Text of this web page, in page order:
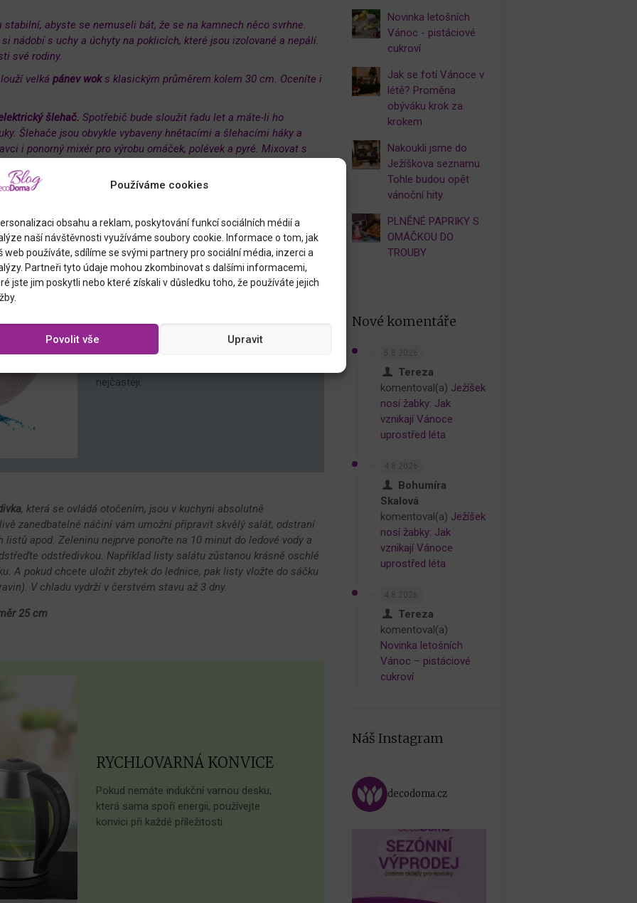
Používáme cookies
obsahu a reklam, poskytování funkcí sociálních médií a
naší návštěvnosti využíváme soubory cookie. Informace o tom, jak
web používáte, sdílíme se svými partnery pro sociální média, inzerci a
Partneři tyto údaje mohou zkombinovat s dalšími informacemi,
jste jim poskytli nebo které získali v důsledku toho, že používáte jejich
Povolit vše Upravit
abyste se nemuseli bát, že se na kamnech něco svrhne.
nádobí s uchy a úchyty na poklicích, které jsou izolované a nepálí.
své rodiny.
velkápánev woks klasickým průměrem kolem 30 cm. Oceníte i
šlehač. Spotřebič bude sloužit řadu let a máte-li ho
Šlehače jsou obvykle vybaveny hnětacími a šlehacími háky a
i ponorný mixér pro výrobu omáček, polévek a pyré. Mixovat s
takže vám nepřibývá špinavé nádobí.
NA SALÁT
V kuchyních jsou zcela nedoceněné,
nejčastěji.
, která se ovládá otočením, jsou v kuchyni absolutně
zanedbatelné náčiní vám umožní připravit skvělý salát, odstraní
listů apod. Zeleninu nejprve ponořte na 10 minut do ledové vody a
odstředivkou. Například listy salátu zůstanou krásně oschlé
A pokud chcete uložit zbytek do lednice, pak listy vložte do sáčku
V chladu vydrží v čerstvém stavu až 3 dny.
25 cm
RYCHLOVARNÁ KONVICE
Pokud nemáte indukční varnou desku,
která sama spoří energii, používejte
konvici při každé příležitosti.
Novinka letošních
Vánoc - pistáciové
cukroví
Jak se fotí Vánoce v
létě? Proměna
obýváku krok za
krokem
Nakoukli jsme do
Ježíškova seznamu.
Tohle budou opět
vánoční hity.
PLNĚNÉ PAPRIKY S
OMÁČKOU DO
TROUBY
Nové komentáře
Tereza
komentoval(a) Ježíšek
nosí žabky: Jak
vznikají Vánoce
uprostřed léta
Bohumíra
Skalová
komentoval(a) Ježíšek
nosí žabky: Jak
vznikají Vánoce
uprostřed léta
Tereza
komentoval(a)
Novinka letošních
Vánoc – pistáciové
cukroví
Náš Instagram
decodoma.cz